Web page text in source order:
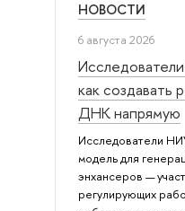
НОВОСТИ
6 августа 2026
как создавать
ДНК напрямую
Исследователи
модель для
энхансеров —
регулирующих